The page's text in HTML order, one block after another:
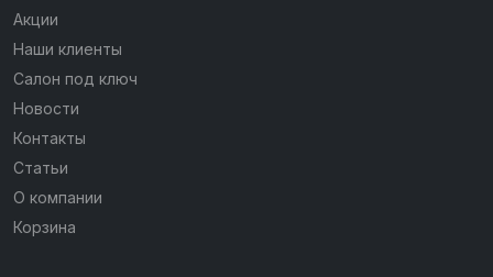
Акции
Наши клиенты
Салон под ключ
Новости
Контакты
Статьи
О компании
Корзина